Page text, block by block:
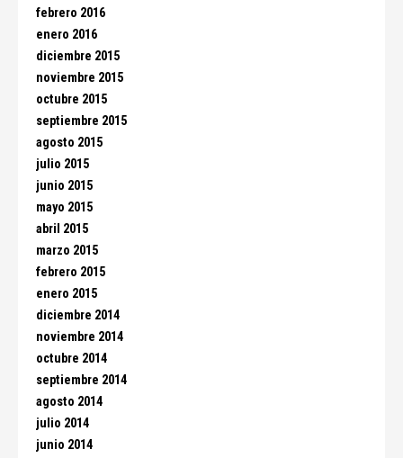
febrero 2016
enero 2016
diciembre 2015
noviembre 2015
octubre 2015
septiembre 2015
agosto 2015
julio 2015
junio 2015
mayo 2015
abril 2015
marzo 2015
febrero 2015
enero 2015
diciembre 2014
noviembre 2014
octubre 2014
septiembre 2014
agosto 2014
julio 2014
junio 2014